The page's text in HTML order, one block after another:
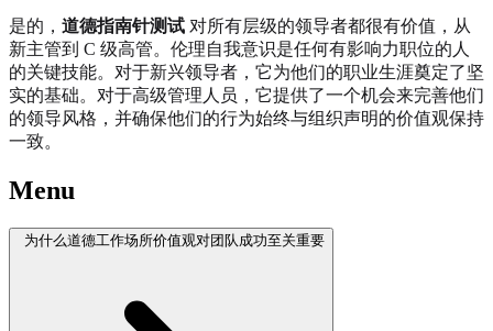
是的， 道德指南针测试 对所有层级的领导者都很有价值，从
新主管到 C 级高管。伦理自我意识是任何有影响力职位的人
的关键技能。对于新兴领导者，它为他们的职业生涯奠定了坚
实的基础。对于高级管理人员，它提供了一个机会来完善他们
的领导风格，并确保他们的行为始终与组织声明的价值观保持
一致。
Menu
为什么道德工作场所价值观对团队成功至关重要